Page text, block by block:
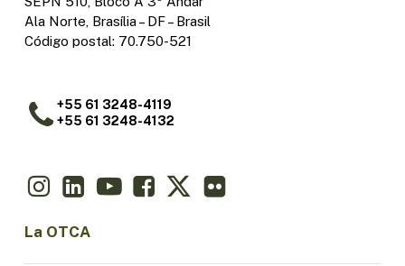
Ala Norte, Brasília – DF – Brasil
Código postal: 70.750-521
+55 61 3248-4119
+55 61 3248-4132
La OTCA